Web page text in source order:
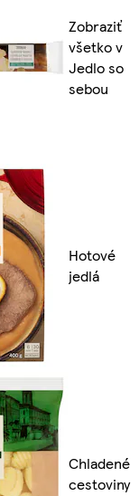
Zobraziť
všetko v
Jedlo so
sebou
Hotové
jedlá
Chladené
cestoviny